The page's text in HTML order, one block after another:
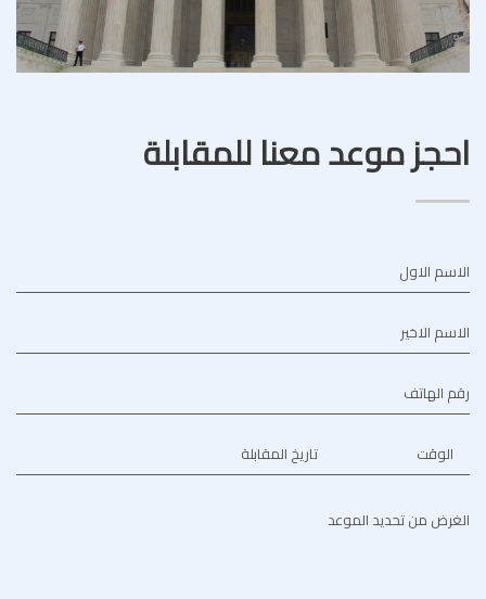
احجز موعد معنا للمقابلة
الاسم الاول
الاسم الاخير
رقم الهاتف
تاريخ المقابلة الوقت
الغرض من تحديد الموعد